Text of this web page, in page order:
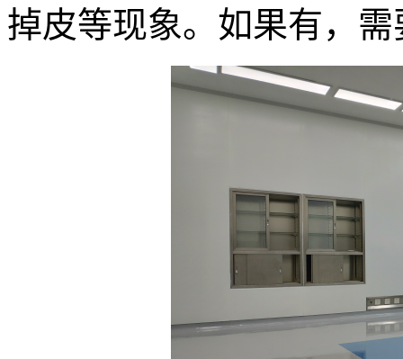
掉皮等现象。如果有，